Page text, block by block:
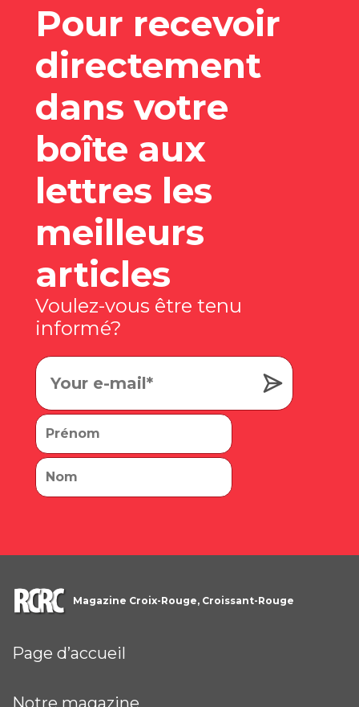
Pour recevoir
directement
dans votre
boîte aux
lettres les
meilleurs
articles
Voulez-vous être tenu
informé?
Magazine Croix-Rouge, Croissant-Rouge
Page d’accueil
Notre magazine